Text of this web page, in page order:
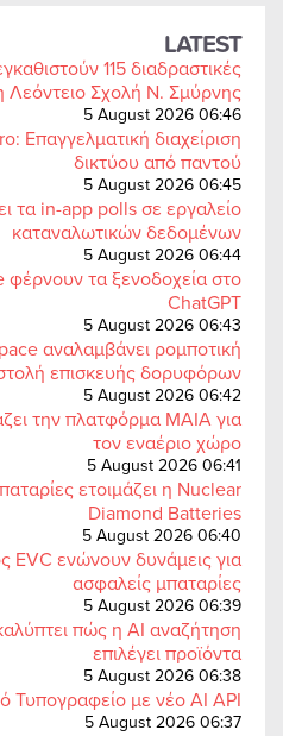
LATEST
115 διαδραστικές
Λεόντειο Σχολή Ν. Σμύρνης
5 August 2026 06:46
Επαγγελματική διαχείριση
δικτύου από παντού
5 August 2026 06:45
τα in-app polls σε εργαλείο
καταναλωτικών δεδομένων
5 August 2026 06:44
τα ξενοδοχεία στο
ChatGPT
5 August 2026 06:43
αναλαμβάνει ρομποτική
επισκευής δορυφόρων
5 August 2026 06:42
την πλατφόρμα MAIA για
τον εναέριο χώρο
5 August 2026 06:41
ετοιμάζει η Nuclear
Diamond Batteries
5 August 2026 06:40
EVC ενώνουν δυνάμεις για
ασφαλείς μπαταρίες
5 August 2026 06:39
πώς η AI αναζήτηση
επιλέγει προϊόντα
5 August 2026 06:38
Τυπογραφείο με νέο AI API
5 August 2026 06:37